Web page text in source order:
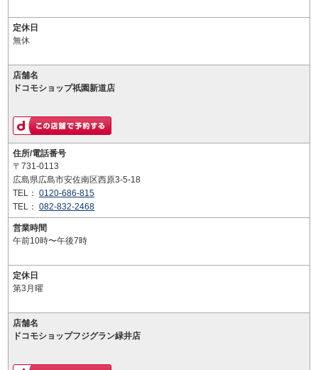
定休日
無休
店舗名
ドコモショップ祇園新道店
住所/電話番号
〒731-0113
広島県広島市安佐南区西原3-5-18
TEL： 0120-686-815
TEL： 082-832-2468
営業時間
午前10時〜午後7時
定休日
第3月曜
店舗名
ドコモショップフジグラン緑井店